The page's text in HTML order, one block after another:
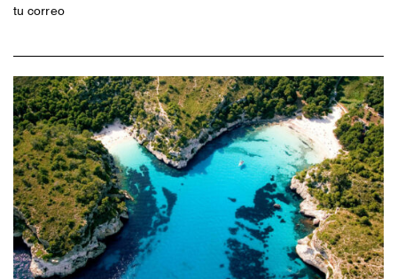
tu correo